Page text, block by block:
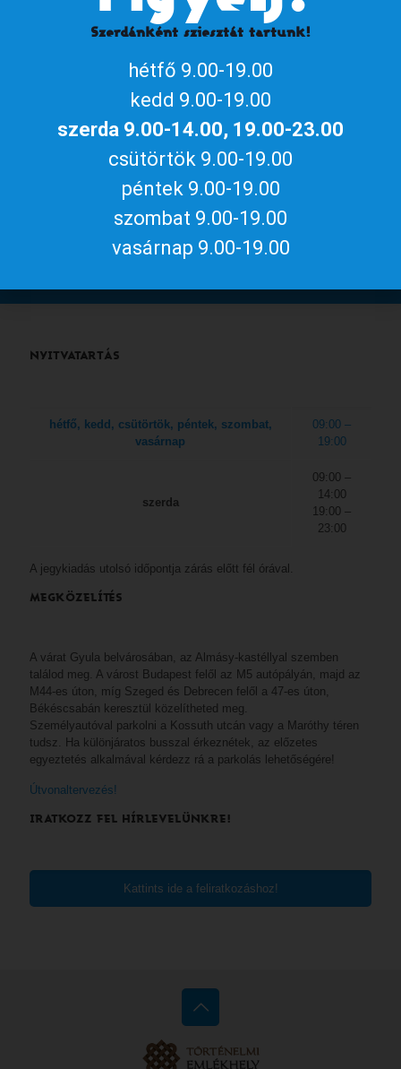
Megosztom az eseményt
Aktuális gyulai programokért, irány
agyulakult.hu
NYITVATARTÁS
hétfő, kedd, csütörtök, péntek, szombat,
vasárnap
09:00 –
19:00
szerda
09:00 –
14:00
19:00 –
23:00
A jegykiadás utolsó időpontja zárás előtt fél órával.
MEGKÖZELÍTÉS
A várat Gyula belvárosában, az Almásy-kastéllyal szemben
találod meg. A várost Budapest felől az M5 autópályán, majd az
M44-es úton, míg Szeged és Debrecen felől a 47-es úton,
Békéscsabán keresztül közelítheted meg.
Személyautóval parkolni a Kossuth utcán vagy a Maróthy téren
tudsz. Ha különjáratos busszal érkeznétek, az előzetes
egyeztetés alkalmával kérdezz rá a parkolás lehetőségére!
Útvonaltervezés!
IRATKOZZ FEL HÍRLEVELÜNKRE!
Kattints ide a feliratkozáshoz!
Szerdánként sziesztát tartunk!
hétfő 9.00-19.00
kedd 9.00-19.00
szerda 9.00-14.00, 19.00-23.00
csütörtök 9.00-19.00
péntek 9.00-19.00
szombat 9.00-19.00
vasárnap 9.00-19.00